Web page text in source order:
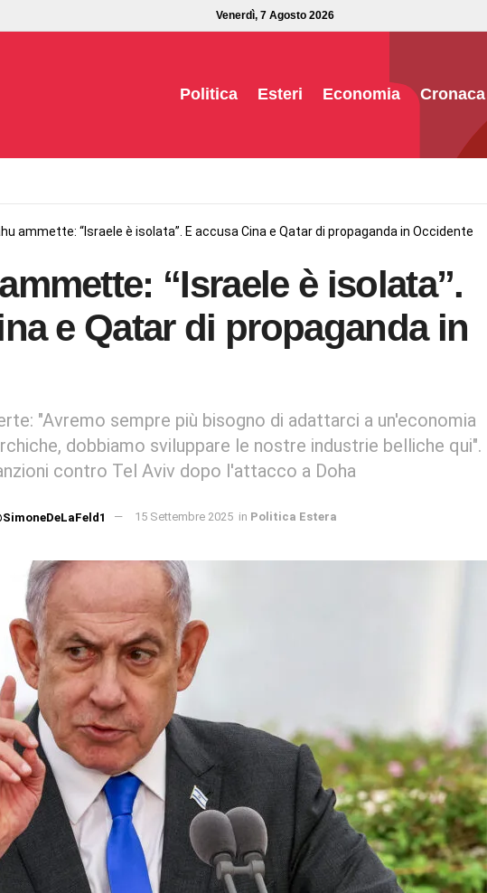
Venerdì, 7 Agosto 2026
Politica Esteri Economia Cronaca
ammette: “Israele è isolata”. E accusa Cina e Qatar di propaganda in Occidente
“Israele è isolata”.
e Qatar di propaganda in
"Avremo sempre più bisogno di adattarci a un'economia
dobbiamo sviluppare le nostre industrie belliche qui".
contro Tel Aviv dopo l'attacco a Doha
15 Settembre 2025 in Politica Estera